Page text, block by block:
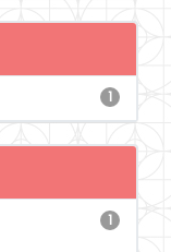
1
1